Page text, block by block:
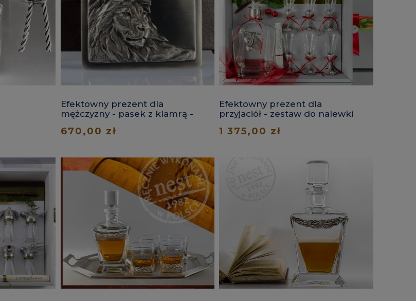
Efektowny prezent dla
mężczyzny - pasek z klamrą -
670,00 zł
Efektowny prezent dla
przyjaciół - zestaw do nalewki
1 375,00 zł